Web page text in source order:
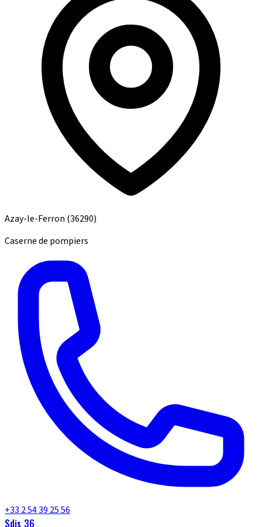
Azay-le-Ferron (36290)
Caserne de pompiers
+33 2 54 39 25 56
Sdis 36